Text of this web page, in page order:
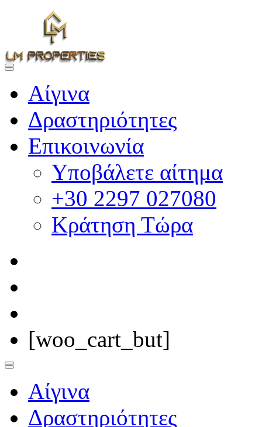
Αίγινα
Δραστηριότητες
Επικοινωνία
Υποβάλετε αίτημα
+30 2297 027080
Κράτηση Τώρα
[woo_cart_but]
Αίγινα
Δραστηριότητες